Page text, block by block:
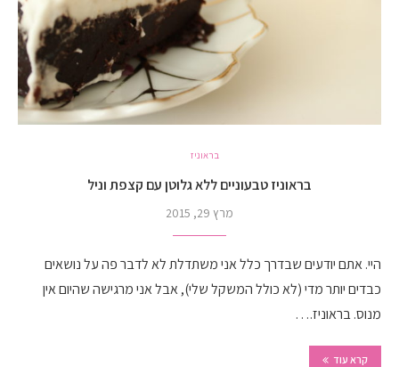
בראוניז
בראוניז טבעוניים ללא גלוטן עם קצפת וניל
מרץ 29, 2015
היי. אתם יודעים שבדרך כלל אני משתדלת לא לדבר פה על נושאים
כבדים יותר מדי (לא כולל המשקל שלי), אבל אני מרגישה שהיום אין
מנוס. בראוניז.…
קרא עוד